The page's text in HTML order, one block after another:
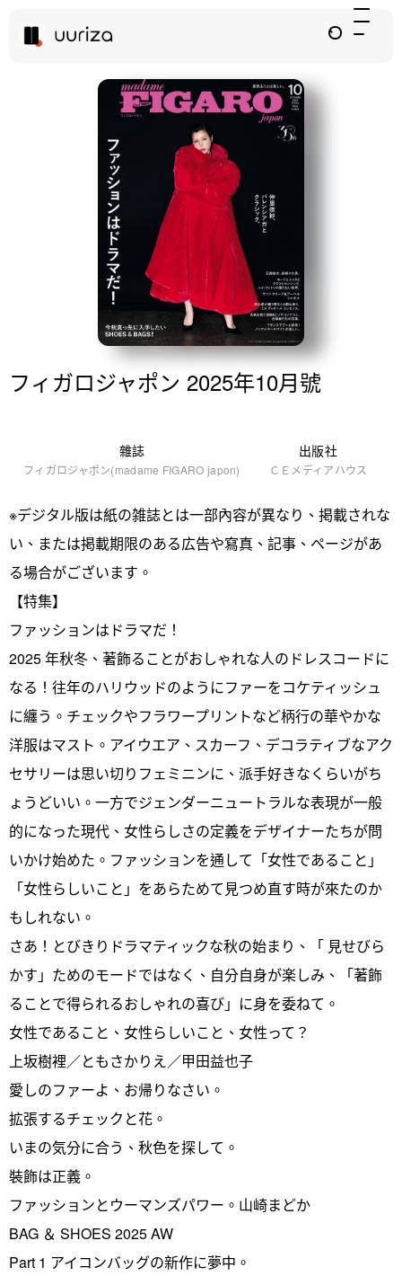
フィガロジャポン 2025年10月號
雜誌
フィガロジャポン(madame FIGARO japon)
出版社
ＣＥメディアハウス
※デジタル版は紙の雑誌とは一部內容が異なり、掲載されな
い、または掲載期限のある広告や寫真、記事、ページがあ
る場合がございます。
【特集】
ファッションはドラマだ！
2025 年秋冬、著飾ることがおしゃれな人のドレスコードに
なる！往年のハリウッドのようにファーをコケティッシュ
に纏う。チェックやフラワープリントなど柄行の華やかな
洋服はマスト。アイウエア、スカーフ、デコラティブなアク
セサリーは思い切りフェミニンに、派手好きなくらいがち
ょうどいい。一方でジェンダーニュートラルな表現が一般
的になった現代、女性らしさの定義をデザイナーたちが問
いかけ始めた。ファッションを通して「女性であること」
「女性らしいこと」をあらためて見つめ直す時が來たのか
もしれない。
さあ！とびきりドラマティックな秋の始まり、「 見せびら
かす」ためのモードではなく、自分自身が楽しみ、「著飾
ることで得られるおしゃれの喜び」に身を委ねて。
女性であること、女性らしいこと、女性って？
上坂樹裡／ともさかりえ／甲田益也子
愛しのファーよ、お帰りなさい。
拡張するチェックと花。
いまの気分に合う、秋色を探して。
裝飾は正義。
ファッションとウーマンズパワー。山崎まどか
BAG ＆ SHOES 2025 AW
Part 1 アイコンバッグの新作に夢中。